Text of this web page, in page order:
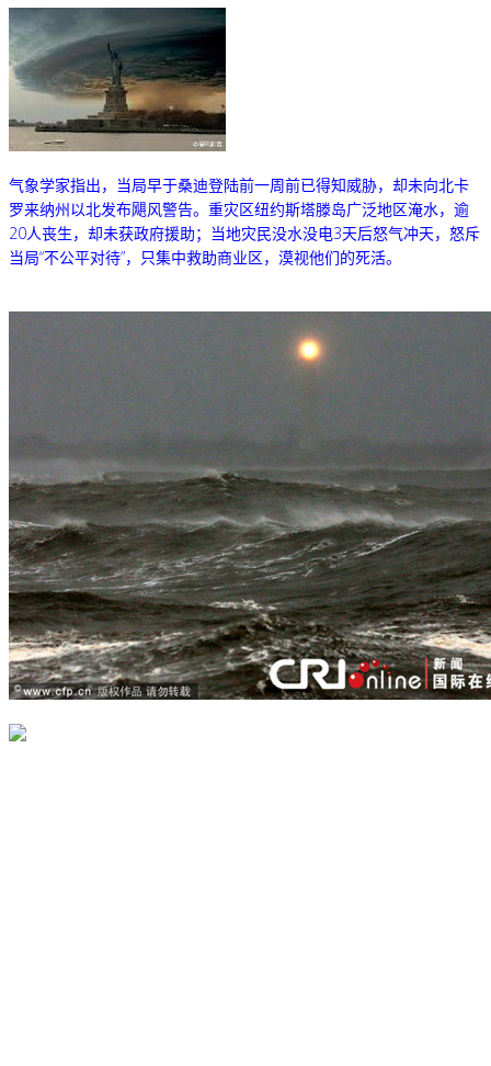
气象学家指出，当局早于桑迪登陆前一周前已得知威胁，却未向北卡
罗来纳州以北发布飓风警告。重灾区纽约斯塔滕岛广泛地区淹水，逾
20人丧生，却未获政府援助；当地灾民没水没电3天后怒气冲天，怒斥
当局“不公平对待”，只集中救助商业区，漠视他们的死活。